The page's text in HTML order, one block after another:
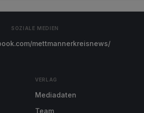
SOZIALE MEDIEN
mettmannerkreisnews/
VERLAG
Mediadaten
Team